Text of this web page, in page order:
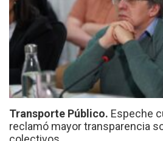
Transporte Público. Espeche
reclamó mayor transparencia